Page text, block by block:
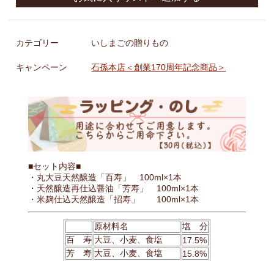
カテゴリー いしまごの贈りもの
キャンペーン 石孫本店＜創業170周年記念商品＞
■セット内容■
・丸大豆天然醸造「百寿」 100ml×1本
・天然醸造再仕込醤油「芳寿」 100ml×1本
・米麹仕込天然醸造「招寿」 100ml×1本
原材料名
塩 分
百 寿 大豆、小麦、食塩
17.5%
芳 寿 大豆、小麦、食塩
15.8%